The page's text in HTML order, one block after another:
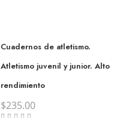
Cuadernos de atletismo.
Atletismo juvenil y junior. Alto
rendimiento
$235.00